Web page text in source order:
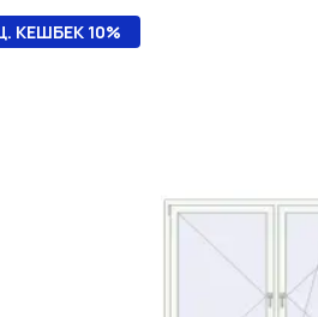
КЕШБЕК 10%